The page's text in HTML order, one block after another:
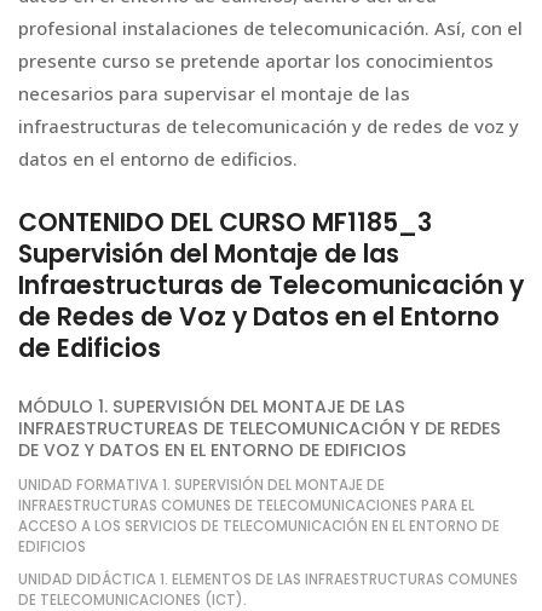
profesional instalaciones de telecomunicación. Así, con el
presente curso se pretende aportar los conocimientos
necesarios para supervisar el montaje de las
infraestructuras de telecomunicación y de redes de voz y
datos en el entorno de edificios.
CONTENIDO DEL CURSO MF1185_3
Supervisión del Montaje de las
Infraestructuras de Telecomunicación y
de Redes de Voz y Datos en el Entorno
de Edificios
MÓDULO 1. SUPERVISIÓN DEL MONTAJE DE LAS
INFRAESTRUCTUREAS DE TELECOMUNICACIÓN Y DE REDES
DE VOZ Y DATOS EN EL ENTORNO DE EDIFICIOS
UNIDAD FORMATIVA 1. SUPERVISIÓN DEL MONTAJE DE
INFRAESTRUCTURAS COMUNES DE TELECOMUNICACIONES PARA EL
ACCESO A LOS SERVICIOS DE TELECOMUNICACIÓN EN EL ENTORNO DE
EDIFICIOS
UNIDAD DIDÁCTICA 1. ELEMENTOS DE LAS INFRAESTRUCTURAS COMUNES
DE TELECOMUNICACIONES (ICT).